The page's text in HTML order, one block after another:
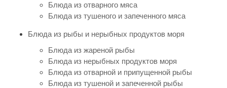
Блюда из отварного мяса
Блюда из тушеного и запеченного мяса
Блюда из рыбы и нерыбных продуктов моря
Блюда из жареной рыбы
Блюда из нерыбных продуктов моря
Блюда из отварной и припущенной рыбы
Блюда из тушеной и запеченной рыбы